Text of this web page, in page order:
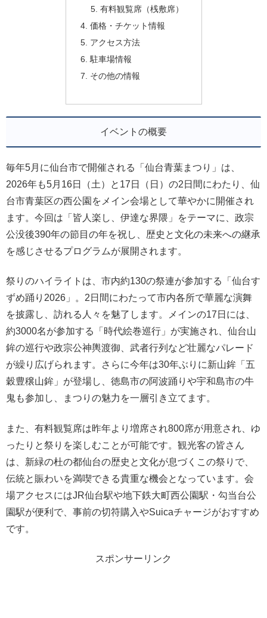
有料観覧席（桟敷席）
価格・チケット情報
アクセス方法
駐車場情報
その他の情報
イベントの概要
毎年5月に仙台市で開催される「仙台青葉まつり」は、
2026年も5月16日（土）と17日（日）の2日間にわたり、仙
台市青葉区の西公園をメイン会場として華やかに開催され
ます。今回は「皆人楽し、伊達な界隈」をテーマに、政宗
公没後390年の節目の年を祝し、歴史と文化の未来への継承
を感じさせるプログラムが展開されます。
祭りのハイライトは、市内約130の祭連が参加する「仙台す
ずめ踊り2026」。2日間にわたって市内各所で華麗な演舞
を披露し、訪れる人々を魅了します。メインの17日には、
約3000名が参加する「時代絵巻巡行」が実施され、仙台山
鉾の巡行や政宗公神輿渡御、武者行列など壮麗なパレード
が繰り広げられます。さらに今年は30年ぶりに新山鉾「五
穀豊穣山鉾」が登場し、徳島市の阿波踊りや宇和島市の牛
鬼も参加し、まつりの魅力を一層引き立てます。
また、有料観覧席は昨年より増席され800席が用意され、ゆ
ったりと祭りを楽しむことが可能です。観光客の皆さん
は、新緑の杜の都仙台の歴史と文化が息づくこの祭りで、
伝統と賑わいを満喫できる貴重な機会となっています。会
場アクセスにはJR仙台駅や地下鉄大町西公園駅・勾当台公
園駅が便利で、事前の切符購入やSuicaチャージがおすすめ
です。
スポンサーリンク